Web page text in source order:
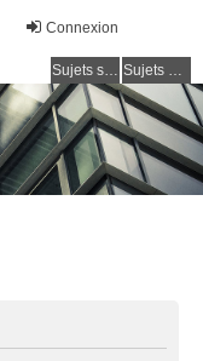
Connexion
Sujets sans réponse Sujets actifs